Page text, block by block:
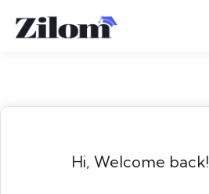
Hi, Welcome back!